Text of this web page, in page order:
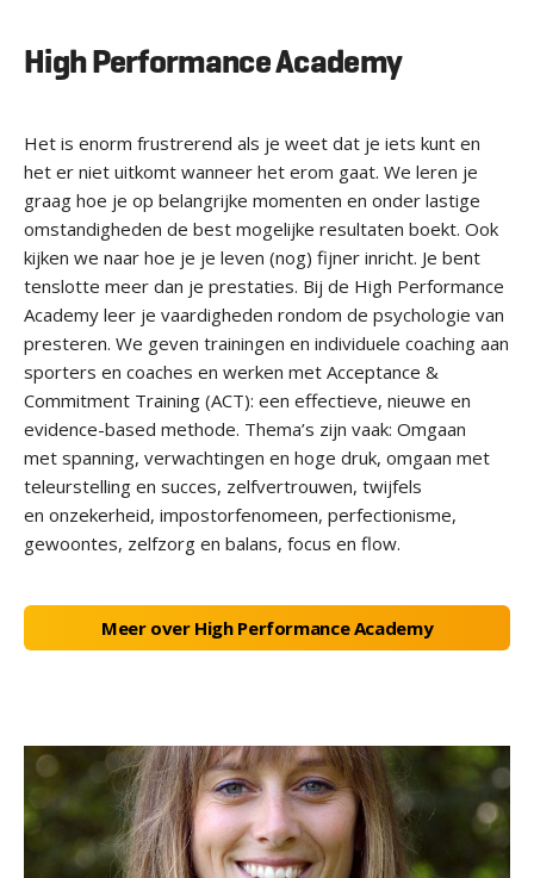
High Performance Academy
Het is enorm frustrerend als je weet dat je iets kunt en
het er niet uitkomt wanneer het erom gaat. We leren je
graag hoe je op belangrijke momenten en onder lastige
omstandigheden de best mogelijke resultaten boekt. Ook
kijken we naar hoe je je leven (nog) fijner inricht. Je bent
tenslotte meer dan je prestaties. Bij de High Performance
Academy leer je vaardigheden rondom de psychologie van
presteren. We geven trainingen en individuele coaching aan
sporters en coaches en werken met Acceptance &
Commitment Training (ACT): een effectieve, nieuwe en
evidence-based methode. Thema’s zijn vaak: Omgaan
met spanning, verwachtingen en hoge druk, omgaan met
teleurstelling en succes, zelfvertrouwen, twijfels
en onzekerheid, impostorfenomeen, perfectionisme,
gewoontes, zelfzorg en balans, focus en flow.
Meer over High Performance Academy